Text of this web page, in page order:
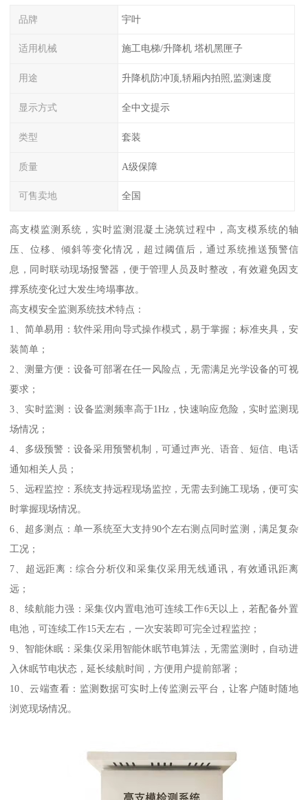
品牌 宇叶
适用机械 施工电梯/升降机 塔机黑匣子
用途 升降机防冲顶,轿厢内拍照,监测速度
显示方式 全中文提示
类型 套装
质量 A级保障
可售卖地 全国
高支模监测系统，实时监测混凝土浇筑过程中，高支模系统的轴
压、位移、倾斜等变化情况，超过阈值后，通过系统推送预警信
息，同时联动现场报警器，便于管理人员及时整改，有效避免因支
撑系统变化过大发生垮塌事故。
高支模安全监测系统技术特点：
1、简单易用：软件采用向导式操作模式，易于掌握；标准夹具，安
装简单；
2、测量方便：设备可部署在任一风险点，无需满足光学设备的可视
要求；
3、实时监测：设备监测频率高于1Hz，快速响应危险，实时监测现
场情况；
4、多级预警：设备采用预警机制，可通过声光、语音、短信、电话
通知相关人员；
5、远程监控：系统支持远程现场监控，无需去到施工现场，便可实
时掌握现场情况。
6、超多测点：单一系统至大支持90个左右测点同时监测，满足复杂
工况；
7、超远距离：综合分析仪和采集仪采用无线通讯，有效通讯距离
远；
8、续航能力强：采集仪内置电池可连续工作6天以上，若配备外置
电池，可连续工作15天左右，一次安装即可完全过程监控；
9、智能休眠：采集仪采用智能休眠节电算法，无需监测时，自动进
入休眠节电状态，延长续航时间，方便用户提前部署；
10、云端查看：监测数据可实时上传监测云平台，让客户随时随地
浏览现场情况。